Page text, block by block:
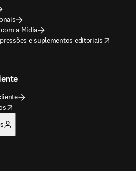
a Mídia
e suplementos editoriais